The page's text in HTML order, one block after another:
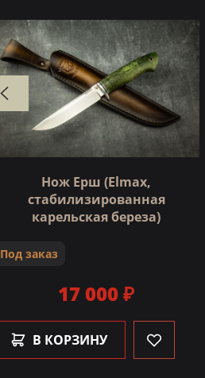
Нож Ерш (Elmax,
стабилизированная
карельская береза)
Под заказ
17 000 ₽
В КОРЗИНУ